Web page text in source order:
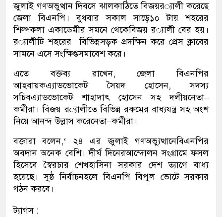
জুলাই গণঅভুত্থান দিবসে ঝালকাঠিতে বিজয়র‌্যালী করেছে
জেলা
বিএনপি। বুধবার সকাল সাড়ে১০ টায়
শহরের
শিল্পকলা একাডেমীর সমনে থেকেবিজয় র‌্যালী বের হয়।
র‌্যালীটি শহরের বিভিন্নসড়ক প্রদক্ষিন করে প্রেস ক্লাবের
সামনে এসে সংক্ষিপ্তসমাবেশ করে।
এতে
বক্তব্য রাখেন,জেলা
বিএনপির
আহবায়কএ্যাডভোকেট সৈয়দ হোসেন,সদস্য
সচিবএ্যাডভোকেট শাহাদাৎ হোসেন সহ দলীয়নেতা–
কর্মীরা। বিজয় র‌্যালীতে বিভিন্ন রকমের বাধ্যযন্ত্র সহ অংশ
নিয়ে আনন্দ উল্লাস করেনেতা–কর্মীরা।
বক্তারা
বলেন,‘ ২৪ এর জুলাই গণঅভ্যুত্থানেবিএনপির
অবদান অনেক বেশি। দীর্ঘ দিনেরআন্দোলন সংগ্রামে ফসল
হিসেবে স্বৈরচার শেখহাসিনা সরকার দেশ ত্যাগে বাধ্য
হয়েছে। সুষ্ঠ নির্বাচনহলে বিএনপি বিপুল ভোটে সরকার
গঠন করবে।
ট্যাগস :